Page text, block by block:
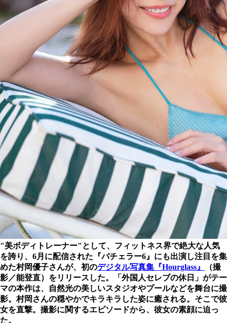
"美ボディトレーナー"として、フィットネス界で絶大な人気
を誇り、6月に配信された『バチェラー6』にも出演し注目を集
めた村岡優子さんが、初のデジタル写真集『Hourglass』
（撮
影／能登直）をリリースした。「外国人セレブの休日」がテー
マの本作は、自然光の美しいスタジオやプールなどを舞台に撮
影。村岡さんの穏やかでキラキラした姿に癒される。そこで彼
女を直撃。撮影に関するエピソードから、彼女の素顔に迫っ
た。